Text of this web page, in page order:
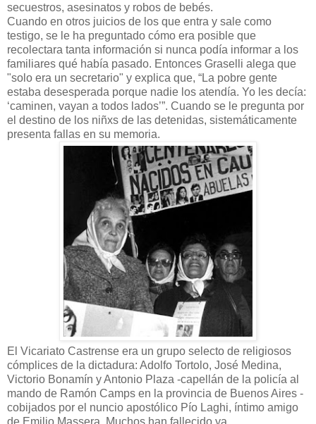
secuestros, asesinatos y robos de bebés.
Cuando en otros juicios de los que entra y sale como
testigo, se le ha preguntado cómo era posible que
recolectara tanta información si nunca podía informar a los
familiares qué había pasado. Entonces Graselli alega que
"solo era un secretario" y explica que, “La pobre gente
estaba desesperada porque nadie los atendía. Yo les decía:
‘caminen, vayan a todos lados’”. Cuando se le pregunta por
el destino de los niñxs de las detenidas, sistemáticamente
presenta fallas en su memoria.
El Vicariato Castrense era un grupo selecto de religiosos
cómplices de la dictadura: Adolfo Tortolo, José Medina,
Victorio Bonamín y Antonio Plaza -capellán de la policía al
mando de Ramón Camps en la provincia de Buenos Aires -
cobijados por el nuncio apostólico Pío Laghi, íntimo amigo
de Emilio Massera. Muchos han fallecido ya.